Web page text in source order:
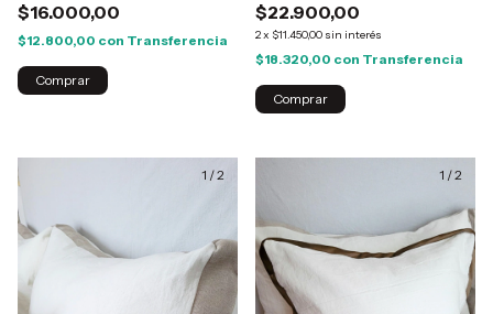
$16.000,00
$12.800,00 con Transferencia
$22.900,00
2x $11.450,00 sin interés
$18.320,00 con Transferencia
1 /2 1 /2